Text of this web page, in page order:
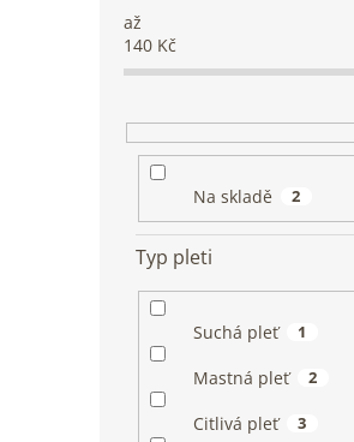
140 Kč
Na skladě 2
Typ pleti
Suchá pleť 1
Mastná pleť 2
Citlivá pleť 3